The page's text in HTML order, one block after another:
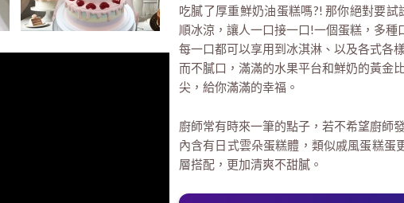
吃膩了厚重鮮奶油蛋糕嗎?! 那你絕對要
順冰涼，讓人一口接一口!一個蛋糕，多種
每一口都可以享用到冰淇淋、以及各式各
而不膩口，滿滿的水果平台和鮮奶的黃金
尖，給你滿滿的幸福。
廚師常有時來一筆的點子，若不希望廚師
內含有日式雲朵蛋糕體，類似戚風蛋糕蛋
層搭配，更加清爽不甜膩。